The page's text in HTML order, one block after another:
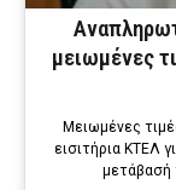
μειωμένες
Μειωμένες
εισιτήρια ΚΤΕΛ
μετάβασή